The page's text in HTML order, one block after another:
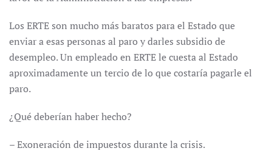
Los ERTE son mucho más baratos para el Estado que
enviar a esas personas al paro y darles subsidio de
desempleo. Un empleado en ERTE le cuesta al Estado
aproximadamente un tercio de lo que costaría pagarle el
paro.
¿Qué deberían haber hecho?
– Exoneración de impuestos durante la crisis.